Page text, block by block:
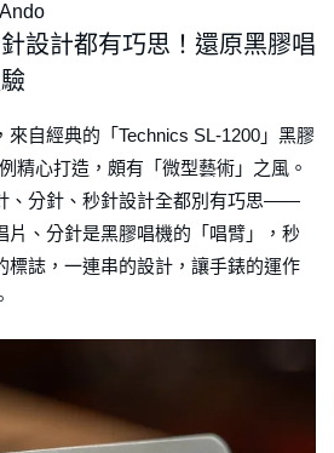
設計都有巧思！還原黑膠唱
自經典的「Technics SL-1200」黑膠
精心打造，頗有「微型藝術」之風。
、分針、秒針設計全都別有巧思——
片、分針是黑膠唱機的「唱臂」，秒
標誌，一連串的設計，讓手錶的運作